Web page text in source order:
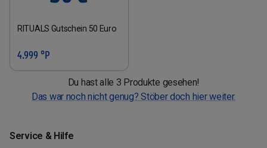
RITUALS Gutschein 50 Euro
4.999 °P
Du hast alle 3 Produkte gesehen!
Das war noch nicht genug? Stöber doch hier weiter.
Service & Hilfe